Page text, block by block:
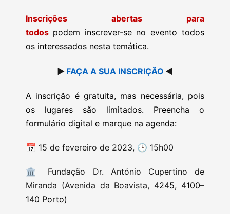
Inscrições abertas para
todos podem inscrever-se no evento todos
os interessados nesta temática.
▶️ FAÇA A SUA INSCRIÇÃO ◀️
A inscrição é gratuita, mas necessária, pois
os lugares são limitados. Preencha o
formulário digital e marque na agenda:
📅 15 de fevereiro de 2023, 🕒 15h00
🏛
Fundação Dr. António Cupertino de
Miranda (Avenida da Boavista, 4245, 4100–
140 Porto)